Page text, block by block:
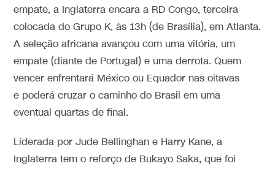
empate, a Inglaterra encara a RD Congo, terceira
colocada do Grupo K, às 13h (de Brasília), em Atlanta.
A seleção africana avançou com uma vitória, um
empate (diante de Portugal) e uma derrota. Quem
vencer enfrentará México ou Equador nas oitavas
e poderá cruzar o caminho do Brasil em uma
eventual quartas de final.
Liderada por Jude Bellinghan e Harry Kane, a
Inglaterra tem o reforço de Bukayo Saka, que foi